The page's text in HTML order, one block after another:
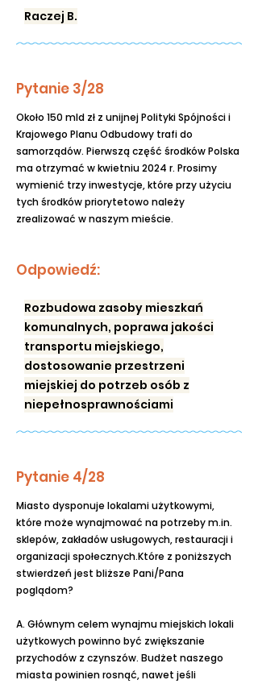
Raczej B.
Pytanie 3/28
Około 150 mld zł z unijnej Polityki Spójności i
Krajowego Planu Odbudowy trafi do
samorządów. Pierwszą część środków Polska
ma otrzymać w kwietniu 2024 r. Prosimy
wymienić trzy inwestycje, które przy użyciu
tych środków priorytetowo należy
zrealizować w naszym mieście.
Odpowiedź:
Rozbudowa zasoby mieszkań
komunalnych, poprawa jakości
transportu miejskiego,
dostosowanie przestrzeni
miejskiej do potrzeb osób z
niepełnosprawnościami
Pytanie 4/28
Miasto dysponuje lokalami użytkowymi,
które może wynajmować na potrzeby m.in.
sklepów, zakładów usługowych, restauracji i
organizacji społecznych.Które z poniższych
stwierdzeń jest bliższe Pani/Pana
poglądom?
A. Głównym celem wynajmu miejskich lokali
użytkowych powinno być zwiększanie
przychodów z czynszów. Budżet naszego
miasta powinien rosnąć, nawet jeśli